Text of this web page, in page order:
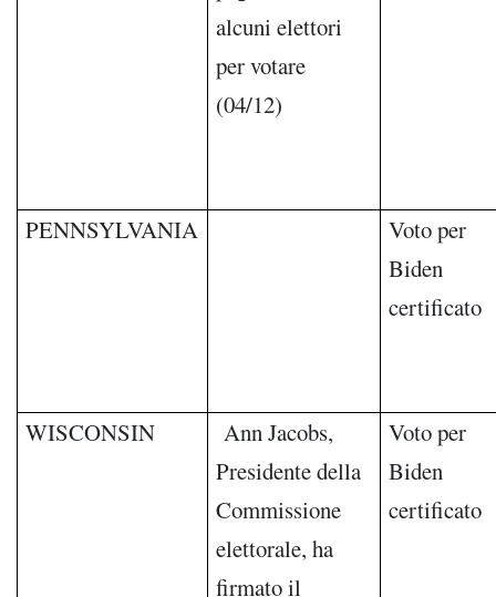
alcuni elettori
per votare
(04/12)
PENNSYLVANIA
Voto per
Biden
certificato
WISCONSIN
Ann Jacobs,
Presidente della
Commissione
elettorale, ha
firmato il
Voto per
Biden
certificato